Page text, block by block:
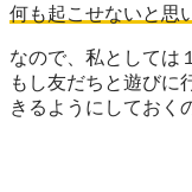
何も起こせないと思
なので、私としては
もし友だちと遊びに
きるようにしておく